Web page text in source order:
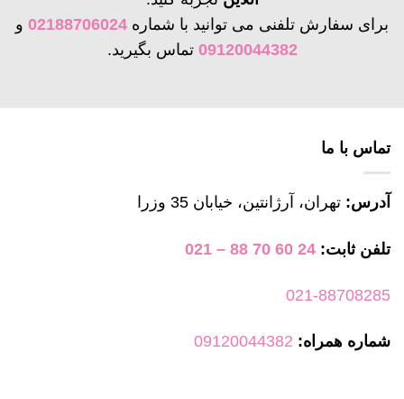
می
است
محصول
شوند
مختلفی
می
باشد.
محصول
شوند
برای سفارش تلفنی می توانید با شماره 02188706024 و
09120044382 تماس بگیرید.
تماس با ما
آدرس: تهران، آرژانتین، خیابان 35 وزرا
تلفن ثابت: 24 60 70 88 – 021
021-88708285
شماره همراه: 09120044382